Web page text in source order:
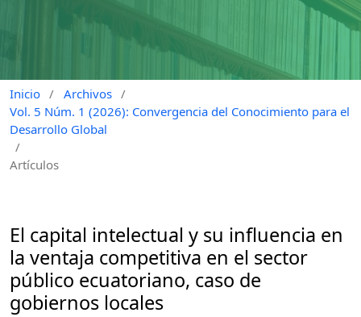
Inicio / Archivos /
Vol. 5 Núm. 1 (2026): Convergencia del Conocimiento para el
Desarrollo Global
/
Artículos
El capital intelectual y su influencia en
la ventaja competitiva en el sector
público ecuatoriano, caso de
gobiernos locales